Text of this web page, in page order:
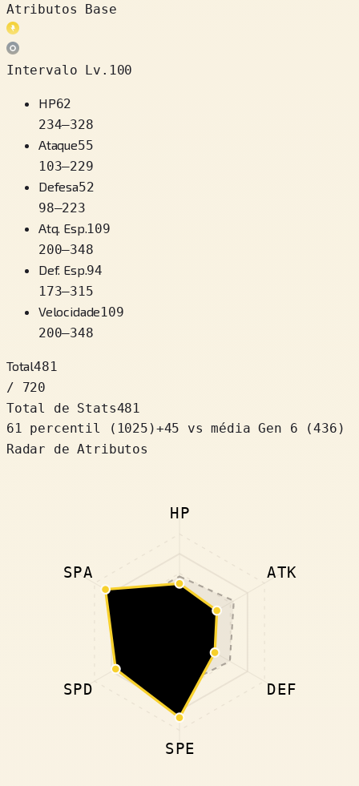
Atributos Base
Intervalo Lv.100
HP62
234–328
Ataque55
103–229
Defesa52
98–223
Atq. Esp.109
200–348
Def. Esp.94
173–315
Velocidade109
200–348
Total481
/ 720
Total de Stats481
61 percentil
( 1025 )+45
vs média Gen 6 (436)
Radar de Atributos
HP
ATK
DEF
SPE
SPD
SPA